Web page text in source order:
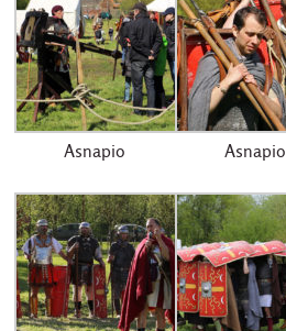
Asnapio Asnapio